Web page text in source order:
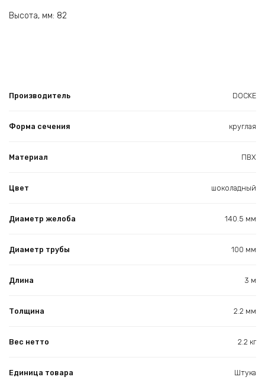
Высота, мм: 82
Производитель DOCKE
Форма сечения круглая
Материал ПВХ
Цвет шоколадный
Диаметр желоба 140.5 мм
Диаметр трубы 100 мм
Длина 3 м
Толщина 2.2 мм
Вес нетто 2.2 кг
Единица товара Штука